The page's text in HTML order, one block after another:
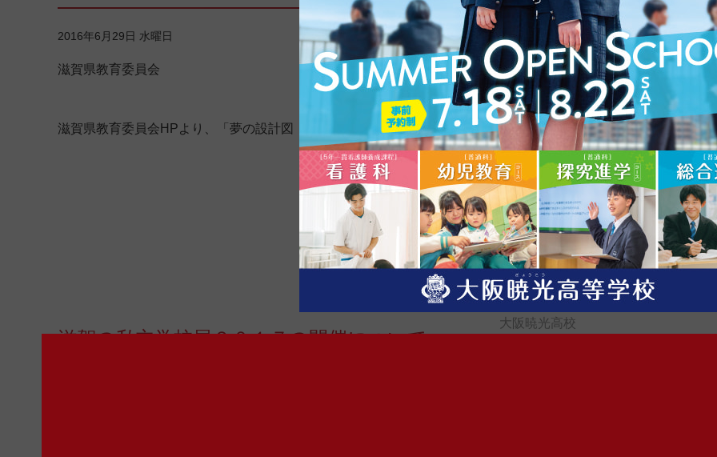
2016年6月29日 水曜日
滋賀県教育委員会
滋賀県教育委員会HPより、「夢の設計図（平成29年度入学者選抜用）〜滋賀県立高等学校等特色紹介〜」が、更
カテゴリー:滋賀県
滋賀の私立学校展２０１７の開催について
大阪暁光高校